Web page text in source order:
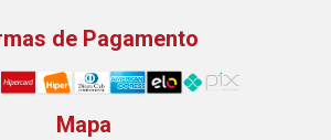
de Pagamento
Mapa